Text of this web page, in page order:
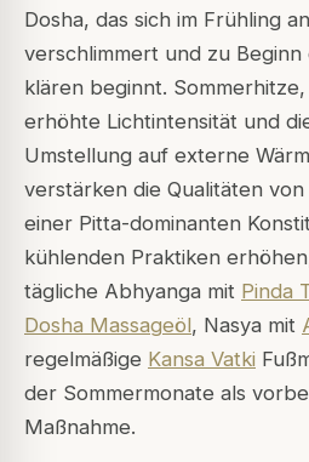
Dosha, das sich im Frühling
verschlimmert und zu
klären beginnt.
erhöhte Lichtintensität und
Umstellung auf externe
verstärken die Qualitäten
einer Pitta-dominanten
kühlenden Praktiken
tägliche Abhyanga mit Pinda
Dosha Massageöl, Nasya mit
regelmäßige Kansa Vatki
der Sommermonate als
Maßnahme.